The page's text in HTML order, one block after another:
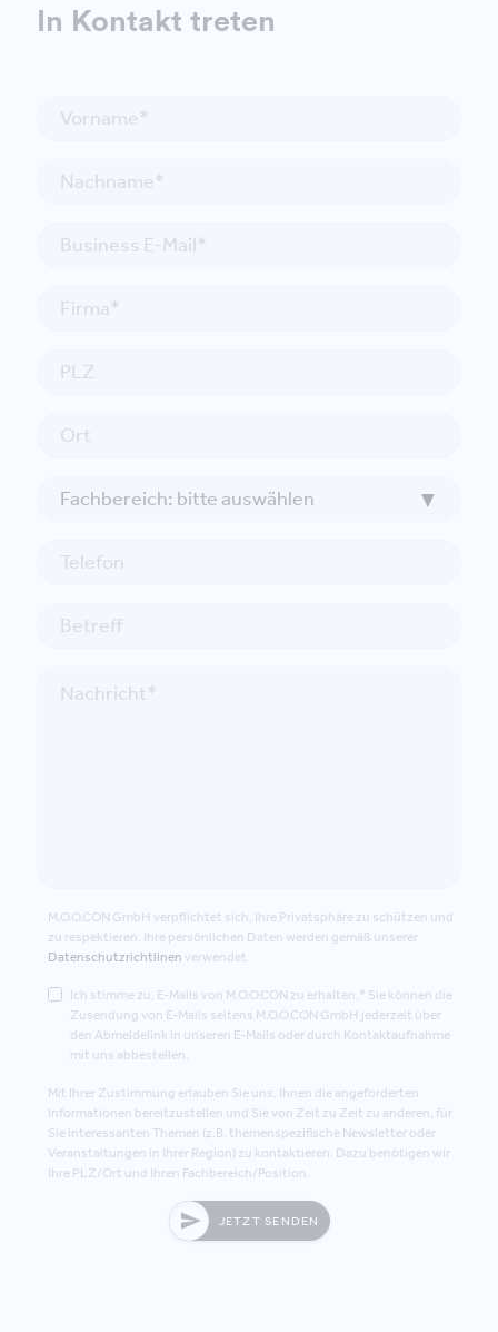
In Kontakt treten
M.O.O.CON GmbH verpflichtet sich, Ihre Privatsphäre zu schützen und
zu respektieren. Ihre persönlichen Daten werden gemäß unserer
Datenschutzrichtlinen verwendet.
Ich stimme zu, E-Mails von M.O.O.CON zu erhalten.* Sie können die
Zusendung von E-Mails seitens M.O.O.CON GmbH jederzeit über
den Abmeldelink in unseren E-Mails oder durch Kontaktaufnahme
mit uns abbestellen.
Mit Ihrer Zustimmung erlauben Sie uns, Ihnen die angeforderten
Informationen bereitzustellen und Sie von Zeit zu Zeit zu anderen, für
Sie interessanten Themen (z.B. themenspezifische Newsletter oder
Veranstaltungen in Ihrer Region) zu kontaktieren. Dazu benötigen wir
Ihre PLZ/Ort und Ihren Fachbereich/Position.
JETZT SENDEN